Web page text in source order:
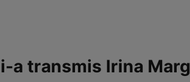
a transmis Irina